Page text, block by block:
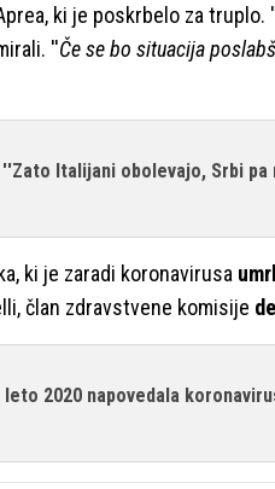
ki je poskrbelo za truplo.
''Če se bo situacija
''Zato Italijani obolevajo, Srbi pa
ki je zaradi koronavirusa
član zdravstvene komisije
2020 napovedala